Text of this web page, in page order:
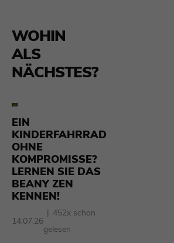
WOHIN
ALS
NÄCHSTES?
EIN
KINDERFAHRRAD
OHNE
KOMPROMISSE?
LERNEN SIE DAS
BEANY ZEN
KENNEN!
14.07.26
452x schon
gelesen